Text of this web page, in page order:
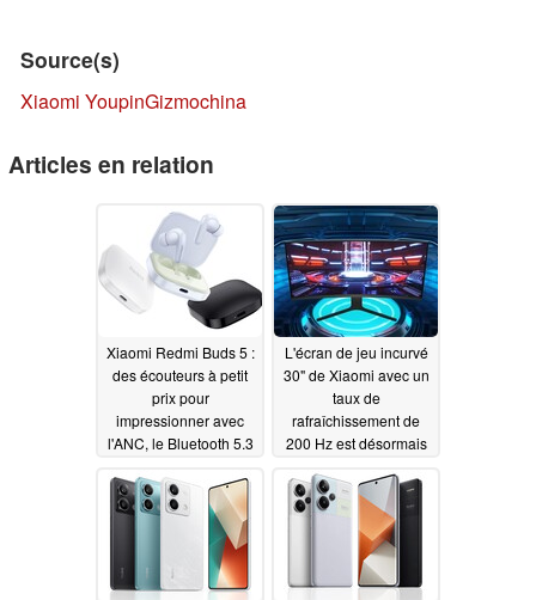
Source(s)
Xiaomi YoupinGizmochina
Articles en relation
Xiaomi Redmi Buds 5 :
des écouteurs à petit
prix pour
impressionner avec
l'ANC, le Bluetooth 5.3
Multipoint 09/22/2023
L'écran de jeu incurvé
30" de Xiaomi avec un
taux de
rafraîchissement de
200 Hz est désormais
09/22/2023